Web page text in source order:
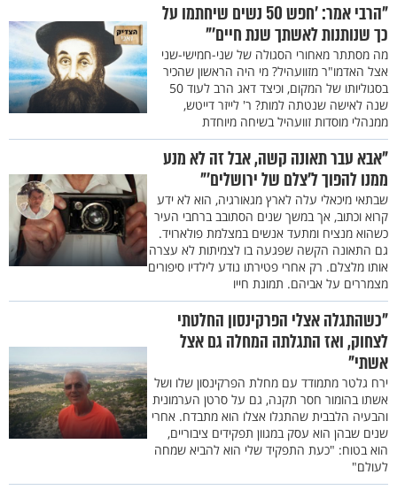
"הרבי אמר: ’חפש 50 נשים שיחתמו על
כך שנותנות לאשתך שנת חיים’"
מה מסתתר מאחורי הסגולה של שני-חמישי-שני
אצל האדמו"ר מזוועהיל? מי היה הראשון שהכיר
בסגוליותו של המקום, וכיצד דאג הרב לעוד 50
שנה לאישה שנטתה למות? ר' לייזר דייטש,
ממנהלי מוסדות זוועהיל בשיחה מיוחדת
"אבא עבר תאונה קשה, אבל זה לא מנע
ממנו להפוך ל’צלם של ירושלים’"
שבתאי מיכאלי עלה לארץ מגאורגיה, הוא לא ידע
קרוא וכתוב, אך במשך שנים הסתובב ברחבי העיר
כשהוא מנציח ומתעד אנשים במצלמת פולארויד.
גם התאונה הקשה שפגעה בו לצמיתות לא עצרה
אותו מלצלם. רק אחרי פטירתו נודע לילדיו סיפורים
מצמררים על אביהם. תמונת חייו
"כשהתגלה אצלי הפרקינסון החלטתי
לצחוק, ואז התגלתה המחלה גם אצל
אשתי"
ירח גלטר מתמודד עם מחלת הפרקינסון שלו ושל
אשתו בהומור חסר תקנה, גם על סרטן הערמונית
והבעיה הלבבית שהתגלו אצלו הוא מתבדח. אחרי
שנים שבהן הוא עסק במגוון תפקידים ציבוריים,
הוא בטוח: "כעת התפקיד שלי הוא להביא שמחה
לעולם"